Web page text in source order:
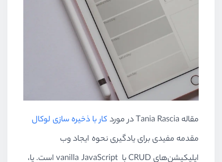
مقاله Tania Rasciaدر موردکار با ذخیره سازی لوکال
مقدمه مفیدی برای یادگیری نحوه ایجاد وب
اپلیکیشن‌های CRUDباvanilla JavaScriptاست. یا،